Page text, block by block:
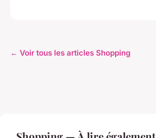
← Voir tous les articles Shopping